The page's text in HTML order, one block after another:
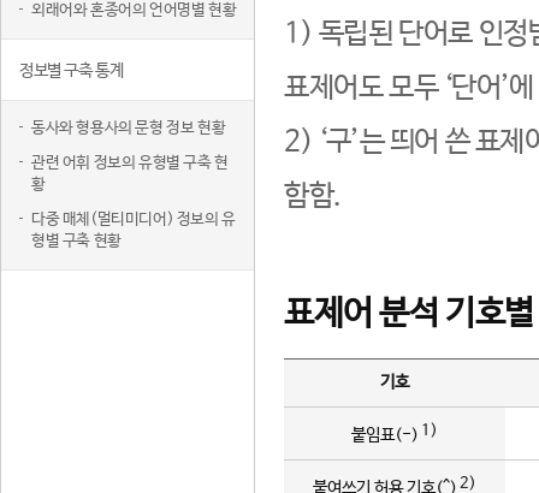
외래어와 혼종어의 언어명별 현황
정보별 구축 통계
동사와 형용사의 문형 정보 현황
관련 어휘 정보의 유형별 구축 현
황
다중 매체(멀티미디어) 정보의 유
형별 구축 현황
1) 독립된 단어로 인정
표제어도 모두 ‘단어’
2) ‘구’는 띄어 쓴 표
함함.
표제어 분석 기호
기호
붙임표(-) 1)
붙여쓰기 허용 기호(^) 2)